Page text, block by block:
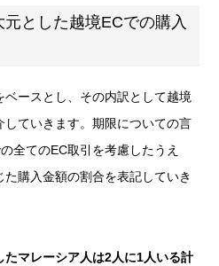
とした越境ECでの購入
ースとし、その内訳として越境
ていきます。期限についての言
全てのEC取引を考慮したうえ
購入金額の割合を表記していき
たマレーシア人は2人に1人いる計